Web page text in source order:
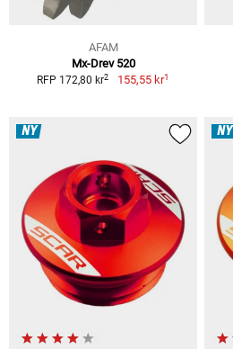
AFAM
Mx-Drev 520
RFP 172,80 kr2 155,55 kr1
NY NY